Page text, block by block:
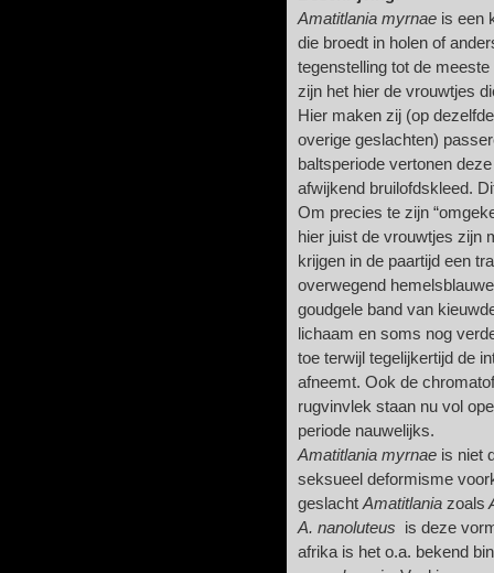
Amatitlania myrnae is een
die broedt in holen of
tegenstelling tot de
zijn het hier de vrouwtjes
Hier maken zij (op
overige geslachten)
baltsperiode vertonen
afwijkend bruilofdskleed.
Om precies te zijn
hier juist de vrouwtjes zijn
krijgen in de paartijd een
overwegend
goudgele band van
lichaam en soms nog
toe terwijl tegelijkertijd de
afneemt. Ook de
rugvinvlek staan nu vol
periode nauwelijks.
Amatitlania myrnae is niet
seksueel deformisme
geslacht Amatitlania zoals
A. nanoluteus is deze
afrika is het o.a. bekend